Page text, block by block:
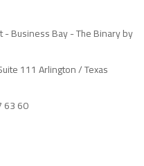
- Business Bay - The Binary by
111 Arlington / Texas
63 60